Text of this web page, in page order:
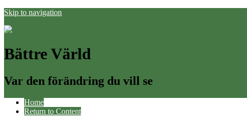
Skip to navigation
Bättre Värld
Var den förändring du vill se
Home
Return to Content